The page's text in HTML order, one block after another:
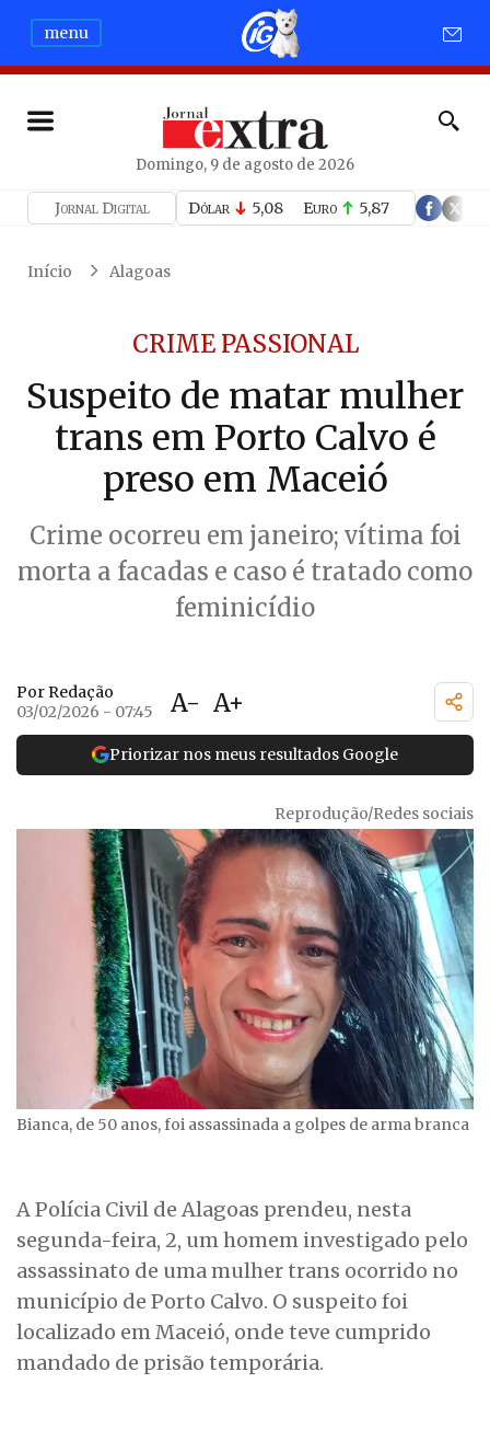
menu
Domingo, 9 de agosto de 2026
Jornal Digital Dólar 5,08 Euro 5,87
Início Alagoas
CRIME PASSIONAL
Suspeito de matar mulher
trans em Porto Calvo é
preso em Maceió
Crime ocorreu em janeiro; vítima foi
morta a facadas e caso é tratado como
feminicídio
Por Redação
03/02/2026 - 07:45
A- A+
Priorizar nos meus resultados Google
Reprodução/Redes sociais
Bianca, de 50 anos, foi assassinada a golpes de arma branca
A Polícia Civil de Alagoas prendeu, nesta
segunda-feira, 2, um homem investigado pelo
assassinato de uma mulher trans ocorrido no
município de Porto Calvo. O suspeito foi
localizado em Maceió, onde teve cumprido
mandado de prisão temporária.